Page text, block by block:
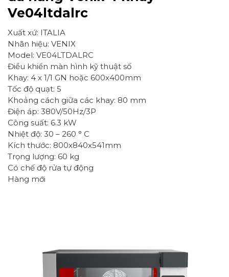
Ve04ltdalrc
Xuất xứ: ITALIA
Nhãn hiệu: VENIX
Model: VE04LTDALRC
Điều khiển màn hình kỹ thuật số
Khay: 4 x 1/1 GN hoặc 600x400mm
Tốc độ quạt: 5
Khoảng cách giữa các khay: 80 mm
Điện áp: 380V/50Hz/3P
Công suất: 6.3 kW
Nhiệt độ: 30 – 260 ° C
Kích thước: 800x840x541mm
Trọng lượng: 60 kg
Có chế độ rửa tự động
Hàng mới